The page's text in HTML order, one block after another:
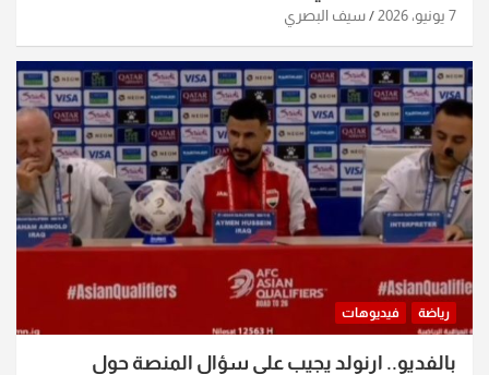
7 يونيو، 2026 سيف البصري
رياضة فيديوهات
بالفديو.. ارنولد يجيب على سؤال المنصة حول